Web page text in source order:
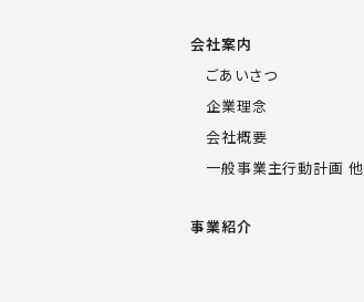
会社案内
ごあいさつ
企業理念
会社概要
一般事業主行動計画 他
事業紹介